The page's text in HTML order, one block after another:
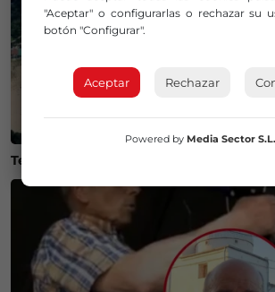
Temperaturas históricas del agua en el
"Aceptar" o configurarlas o rechazar su
botón "Configurar".
Aceptar Rechazar
Powered by Media Sector S.L.